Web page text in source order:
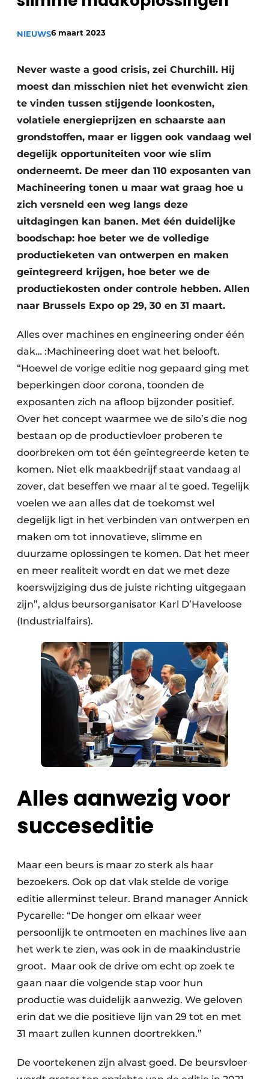
Vacatures
NIEUWS6 maart 2023
Never waste a good crisis, zei Churchill. Hij
moest dan misschien niet het evenwicht zien
te vinden tussen stijgende loonkosten,
volatiele energieprijzen en schaarste aan
grondstoffen, maar er liggen ook vandaag wel
degelijk opportuniteiten voor wie slim
onderneemt. De meer dan 110 exposanten van
Machineering tonen u maar wat graag hoe u
zich versneld een weg langs deze
uitdagingen kan banen. Met één duidelijke
boodschap: hoe beter we de volledige
productieketen van ontwerpen en maken
geïntegreerd krijgen, hoe beter we de
productiekosten onder controle hebben. Allen
naar Brussels Expo op 29, 30 en 31 maart.
Alles over machines en engineering onder één
dak… :Machineering doet wat het belooft.
“Hoewel de vorige editie nog gepaard ging met
beperkingen door corona, toonden de
exposanten zich na afloop bijzonder positief.
Over het concept waarmee we de silo’s die nog
bestaan op de productievloer proberen te
doorbreken om tot één geïntegreerde keten te
komen. Niet elk maakbedrijf staat vandaag al
zover, dat beseffen we maar al te goed. Tegelijk
voelen we aan alles dat de toekomst wel
degelijk ligt in het verbinden van ontwerpen en
maken om tot innovatieve, slimme en
duurzame oplossingen te komen. Dat het meer
en meer realiteit wordt en dat we met deze
koerswijziging dus de juiste richting uitgegaan
zijn”, aldus beursorganisator Karl D’Haveloose
(Industrialfairs).
Alles aanwezig voor
succeseditie
Maar een beurs is maar zo sterk als haar
bezoekers. Ook op dat vlak stelde de vorige
editie allerminst teleur. Brand manager Annick
­Pycarelle: “De honger om elkaar weer
persoonlijk te ontmoeten en machines live aan
het werk te zien, was ook in de maakindustrie
groot. Maar ook de drive om echt op zoek te
gaan naar die volgende stap voor hun
productie was duidelijk aanwezig. We geloven
erin dat we die positieve lijn van 29 tot en met
31 maart zullen kunnen doortrekken.”
De voortekenen zijn alvast goed. De beursvloer